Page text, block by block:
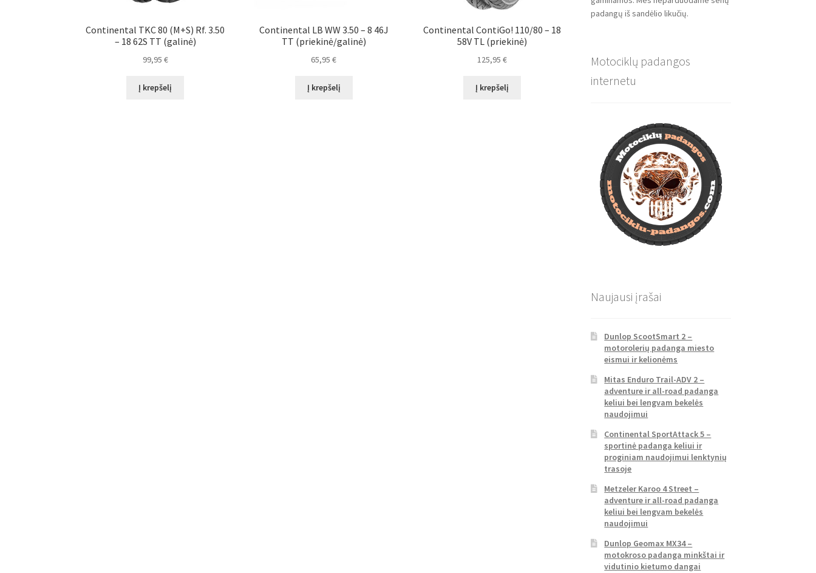
Continental TKC 80 (M+S) Rf. 3.50
– 18 62S TT (galinė)
99,95 €
Į krepšelį
Continental LB WW 3.50 – 8 46J
TT (priekinė/galinė)
65,95€
Į krepšelį
Continental ContiGo! 110/80 – 18
58V TL (priekinė)
125,95€
Į krepšelį
padangų iš sandėlio likučių.
Motociklų padangos
internetu
Naujausi įrašai
Dunlop ScootSmart 2 –
motorolerių padanga miesto
eismui ir kelionėms
Mitas Enduro Trail-ADV 2 –
adventure ir all-road padanga
keliui bei lengvam bekelės
naudojimui
Continental SportAttack 5 –
sportinė padanga keliui ir
proginiam naudojimui lenktynių
trasoje
Metzeler Karoo 4 Street –
adventure ir all-road padanga
keliui bei lengvam bekelės
naudojimui
Dunlop Geomax MX34 –
motokroso padanga minkštai ir
vidutinio kietumo dangai